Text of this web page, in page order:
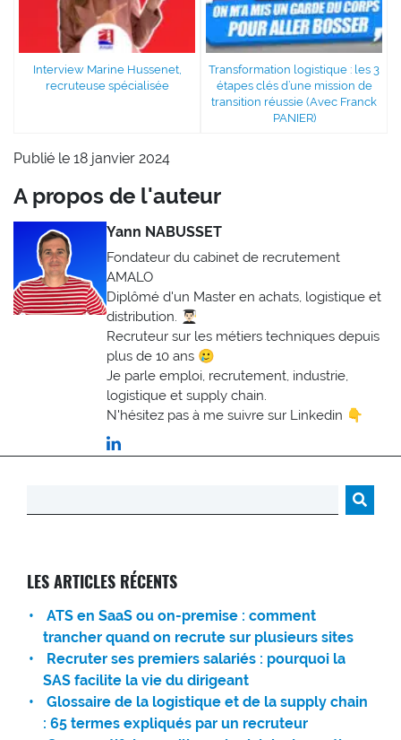
Interview Marine Hussenet,
recruteuse spécialisée
Transformation logistique : les 3
étapes clés d’une mission de
transition réussie (Avec Franck
PANIER)
Publié le 18 janvier 2024
A propos de l'auteur
Yann NABUSSET
Fondateur du cabinet de recrutement
AMALO
Diplômé d'un Master en achats, logistique et
distribution. 👨🏻‍🎓
Recruteur sur les métiers techniques depuis
plus de 10 ans 🥲
Je parle emploi, recrutement, industrie,
logistique et supply chain.
N'hésitez pas à me suivre sur Linkedin 👇
LES ARTICLES RÉCENTS
ATS en SaaS ou on-premise : comment
trancher quand on recrute sur plusieurs sites
Recruter ses premiers salariés : pourquoi la
SAS facilite la vie du dirigeant
Glossaire de la logistique et de la supply chain
: 65 termes expliqués par un recruteur